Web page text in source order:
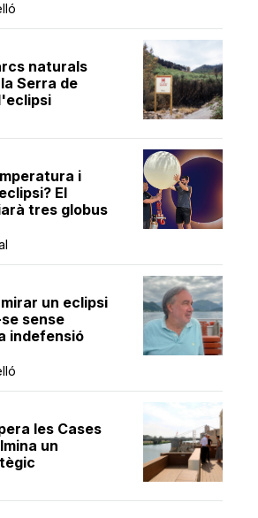
naturals
Serra de
i
El
tres globus
un eclipsi
sense
indefensió
les Cases
un